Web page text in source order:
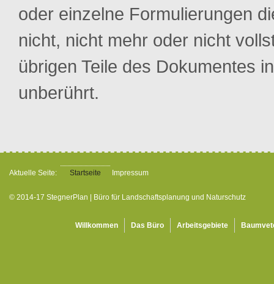
oder einzelne Formulierungen
nicht, nicht mehr oder nicht
übrigen Teile des Dokumentes
unberührt.
Aktuelle Seite: Startseite Impressum
© 2014-17 StegnerPlan | Büro für Landschaftsplanung und Naturschutz
Willkommen Das Büro Arbeitsgebiete